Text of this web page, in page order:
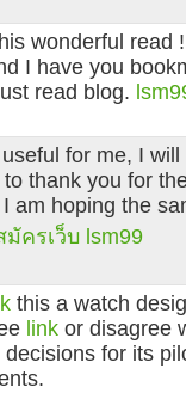
wonderful read
I have you
read blog.
for me, I
thank you for
am hoping the
มัครเว็บ lsm99
this a watch
link or disagree
for its